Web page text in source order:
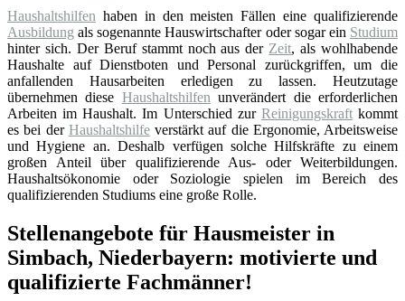
Haushaltshilfen haben in den meisten Fällen eine qualifizierende
Ausbildung als sogenannte Hauswirtschafter oder sogar ein Studium
hinter sich. Der Beruf stammt noch aus der Zeit, als wohlhabende
Haushalte auf Dienstboten und Personal zurückgriffen, um die
anfallenden Hausarbeiten erledigen zu lassen. Heutzutage
übernehmen diese Haushaltshilfen unverändert die erforderlichen
Arbeiten im Haushalt. Im Unterschied zur Reinigungskraftkommt
es bei der Haushaltshilfeverstärkt auf die Ergonomie, Arbeitsweise
und Hygiene an. Deshalb verfügen solche Hilfskräfte zu einem
großen Anteil über qualifizierende Aus- oder Weiterbildungen.
Haushaltsökonomie oder Soziologie spielen im Bereich des
qualifizierenden Studiums eine große Rolle.
Stellenangebote für Hausmeister in
Simbach, Niederbayern: motivierte und
qualifizierte Fachmänner!